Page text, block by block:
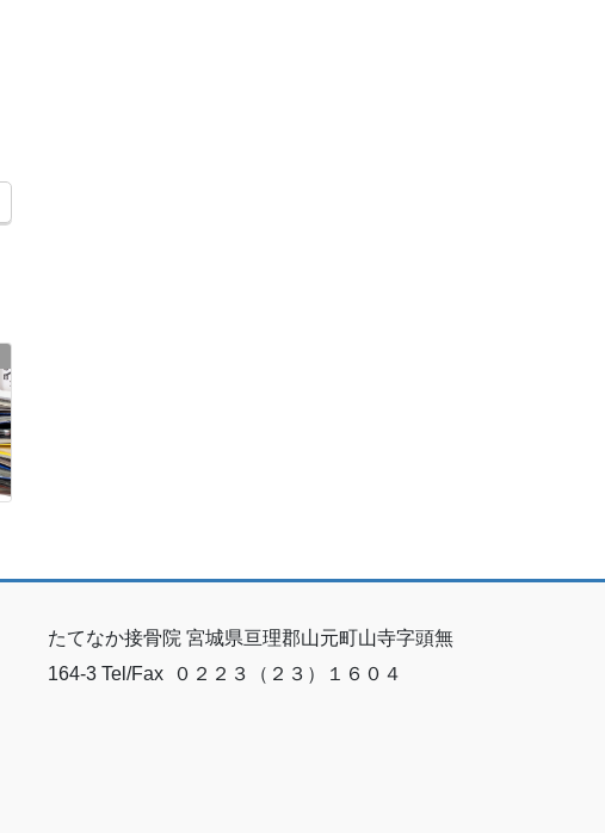
たてなか接骨院 宮城県亘理郡山元町山寺字頭無
164-3 Tel/Fax ０２２３（２３）１６０４